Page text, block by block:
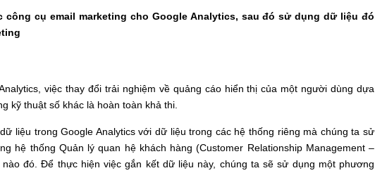
cụ email marketing cho Google Analytics, sau đó sử dụng dữ liệu đó
việc thay đổi trải nghiệm về quảng cáo hiển thị của một người dùng dựa
kỹ thuật số khác là hoàn toàn khả thi.
liệu trong Google Analytics với dữ liệu trong các hệ thống riêng mà chúng ta sử
hệ thống Quản lý quan hệ khách hàng (Customer Relationship Management –
đó. Để thực hiện việc gắn kết dữ liệu này, chúng ta sẽ sử dụng một phương